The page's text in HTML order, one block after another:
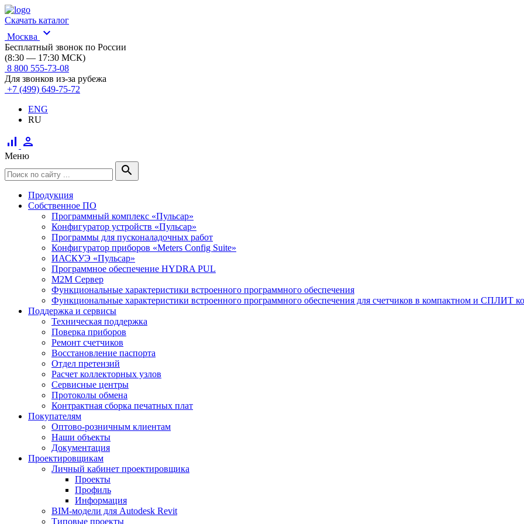
Скачать каталог
Москва
expand_more
Бесплатный звонок по России
(8:30 — 17:30 МСК)
8 800 555-73-08
Для звонков из-за рубежа
+7 (499) 649-75-72
ENG
RU
signal_cellular_alt person
Меню
search
Продукция
Собственное ПО
Программный комплекс «Пульсар»
Конфигуратор устройств «Пульсар»
Программы для пусконаладочных работ
Конфигуратор приборов «Meters Config Suite»
ИАСКУЭ «Пульсар»
Программное обеспечение HYDRA PUL
M2M Сервер
Функциональные характеристики встроенного программного обеспечения
Функциональные характеристики встроенного программного обеспечения для счетчиков в компактном и СПЛИТ
Поддержка и сервисы
Техническая поддержка
Поверка приборов
Ремонт счетчиков
Восстановление паспорта
Отдел претензий
Расчет коллекторных узлов
Сервисные центры
Протоколы обмена
Контрактная сборка печатных плат
Покупателям
Оптово-розничным клиентам
Наши объекты
Документация
Проектировщикам
Личный кабинет проектировщика
Проекты
Профиль
Информация
BIM-модели для Autodesk Revit
Типовые проекты